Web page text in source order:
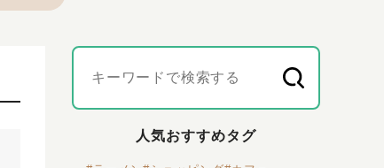
人気おすすめタグ